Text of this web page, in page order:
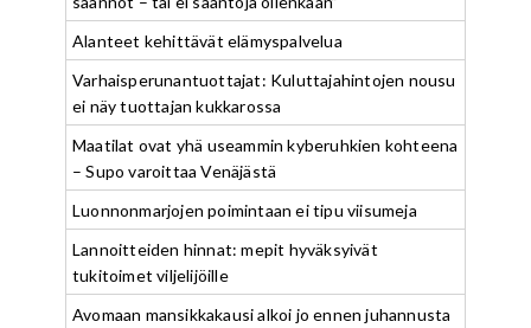
Alanteet kehittävät elämyspalvelua
Varhaisperunantuottajat: Kuluttajahintojen nousu
ei näy tuottajan kukkarossa
Maatilat ovat yhä useammin kyberuhkien kohteena
– Supo varoittaa Venäjästä
Luonnonmarjojen poimintaan ei tipu viisumeja
Lannoitteiden hinnat: mepit hyväksyivät
tukitoimet viljelijöille
Avomaan mansikkakausi alkoi jo ennen juhannusta